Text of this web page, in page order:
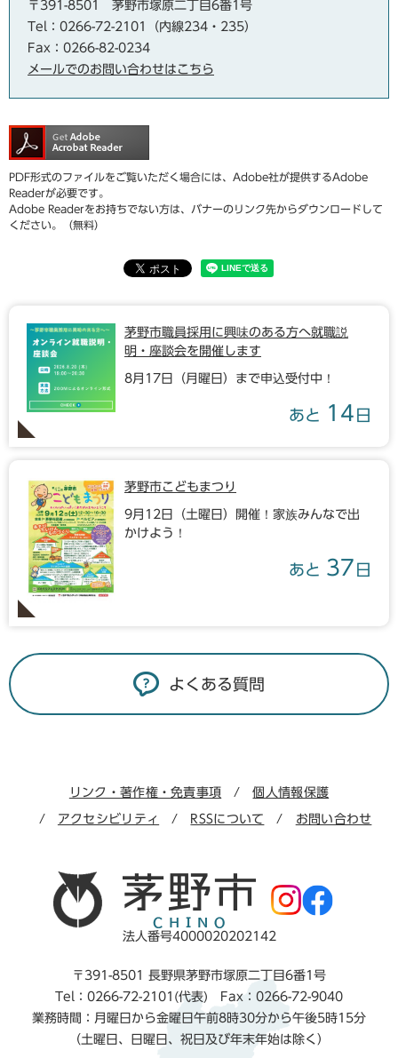
〒391-8501
茅野市塚原二丁目6番1号
Tel：0266-72-2101（内線234・235）
Fax：0266-82-0234
メールでのお問い合わせはこちら
PDF形式のファイルをご覧いただく場合には、Adobe社が提供するAdobe
Readerが必要です。
Adobe Readerをお持ちでない方は、バナーのリンク先からダウンロードして
ください。（無料）
茅野市職員採用に興味のある方へ就職説
明・座談会を開催します
8月17日（月曜日）まで申込受付中！
あと 14 日
茅野市こどもまつり
9月12日（土曜日）開催！家族みんなで出
かけよう！
あと 37 日
よくある質問
リンク・著作権・免責事項 個人情報保護
アクセシビリティ RSSについて お問い合わせ
法人番号4000020202142
〒391-8501 長野県茅野市塚原二丁目6番1号
Tel：0266-72-2101(代表) Fax：0266-72-9040
業務時間：月曜日から金曜日午前8時30分から午後5時15分
（土曜日、日曜日、祝日及び年末年始は除く）